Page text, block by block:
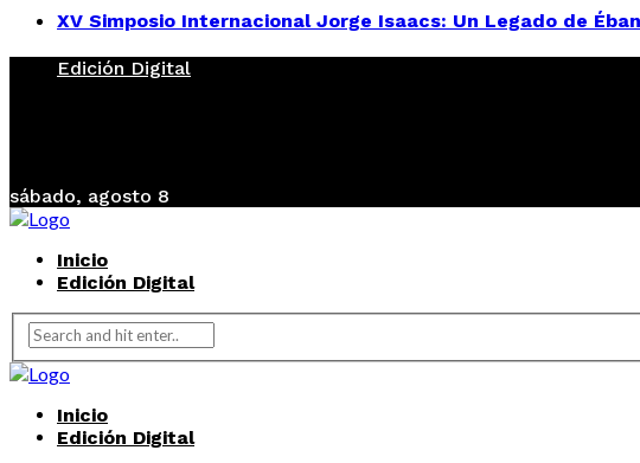
XV Simposio Internacional Jorge Isaacs: Un Legado de
Edición Digital
sábado, agosto 8
Inicio
Edición Digital
Inicio
Edición Digital